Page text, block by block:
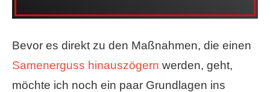
Bevor es direkt zu den Maßnahmen, die einen
Samenerguss hinauszögern werden, geht,
möchte ich noch ein paar Grundlagen ins